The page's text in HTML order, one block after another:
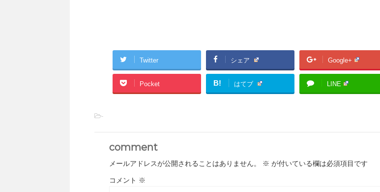
Twitter シェア Google+
Pocket B! はてブ LINE
-
comment
メールアドレスが公開されることはありません。 ※ が付いている欄は必須項目です
コメント ※